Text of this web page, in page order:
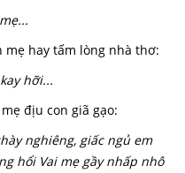
mẹ hay tấm lòng nhà thơ:
hỡi...
địu con giã gạo:
nghiêng, giấc ngủ em
hổi Vai mẹ gầy nhấp nhô